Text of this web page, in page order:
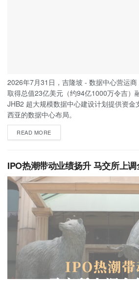
2026年7月31日，吉隆坡 - 数据中心营运
取得总值23亿美元（约94亿1000万令吉）
JHB2 超大规模数据中心建设计划提供资金
西亚的数据中心布局。
READ MORE
IPO热潮带动业绩扬升 马交所上